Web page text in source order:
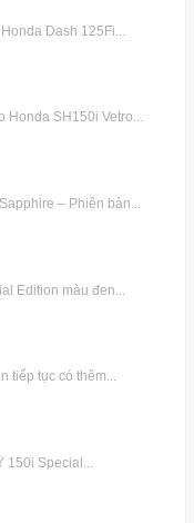
Dash 125Fi...
Honda SH150i Vetro...
– Phiên bản...
Edition màu đen...
tiếp tục có thêm...
150i Special...